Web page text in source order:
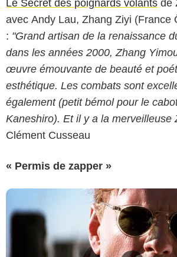
Le Secret des poignards volants de
avec Andy Lau, Zhang Ziyi (France
: "Grand artisan de la renaissance
dans les années 2000, Zhang
œuvre émouvante de beauté et
esthétique. Les combats sont
également (petit bémol pour le
Kaneshiro). Et il y a la merveilleuse
Clément Cusseau
« Permis de zapper »